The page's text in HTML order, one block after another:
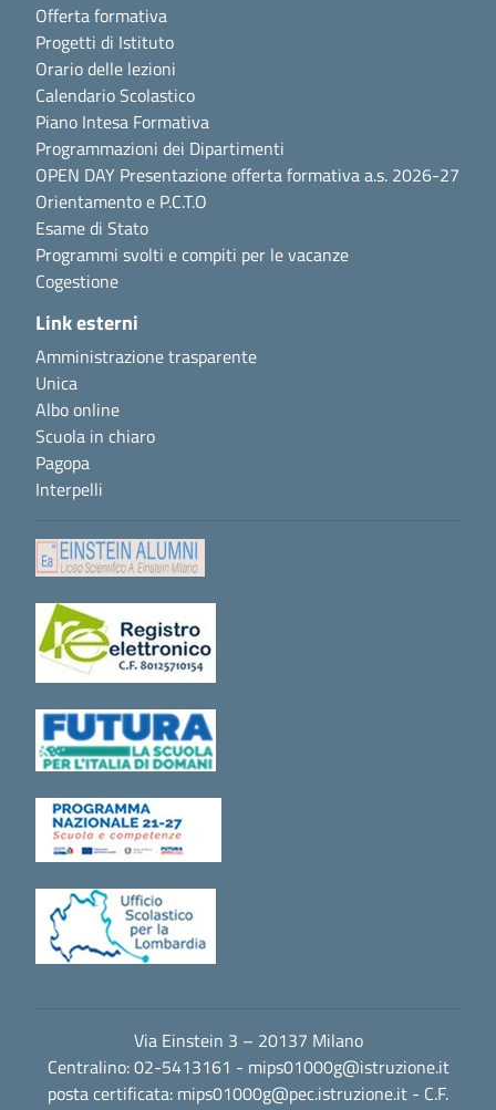
Offerta formativa
Progetti di Istituto
Orario delle lezioni
Calendario Scolastico
Piano Intesa Formativa
Programmazioni dei Dipartimenti
OPEN DAY Presentazione offerta formativa a.s. 2026-27
Orientamento e P.C.T.O
Esame di Stato
Programmi svolti e compiti per le vacanze
Cogestione
Link esterni
Amministrazione trasparente
Unica
Albo online
Scuola in chiaro
Pagopa
Interpelli
Via Einstein 3 – 20137 Milano
Centralino: 02-5413161 - mips01000g@istruzione.it
posta certificata: mips01000g@pec.istruzione.it - C.F.